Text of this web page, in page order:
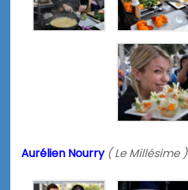
Aurélien Nourry ( Le Millésime )